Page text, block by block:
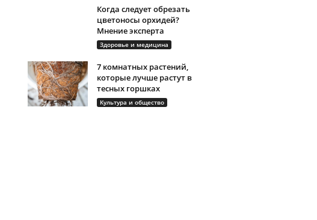
Когда следует обрезать
цветоносы орхидей?
Мнение эксперта
Здоровье и медицина
7 комнатных растений,
которые лучше растут в
тесных горшках
Культура и общество